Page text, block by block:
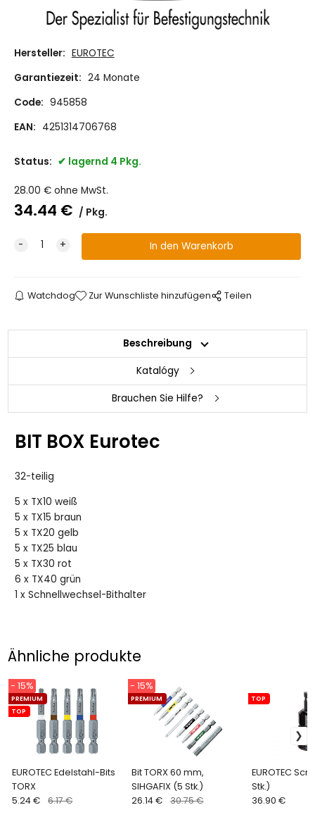
Hersteller: EUROTEC
Garantiezeit: 24 Monate
Code: 945858
EAN: 4251314706768
Status: lagernd 4 Pkg.
28.00 € ohne MwSt.
34.44 € Pkg.
Watchdog Zur Wunschliste hinzufügen Teilen
Beschreibung
Katalógy
Brauchen Sie Hilfe?
BIT BOX Eurotec
32-teilig
5 x TX10 weiß
5 x TX15 braun
5 x TX20 gelb
5 x TX25 blau
5 x TX30 rot
6 x TX40 grün
1 x Schnellwechsel-Bithalter
Ähnliche produkte
EUROTEC Edelstahl-Bits
TORX
PREMIUM
TOP
- 15%
5.24 € 6.17 €
Bit TORX 60 mm,
SIHGAFIX (5 Stk.)
PREMIUM
- 15%
26.14 € 30.75 €
EUROTEC
Stk.)
TOP
36.90 €